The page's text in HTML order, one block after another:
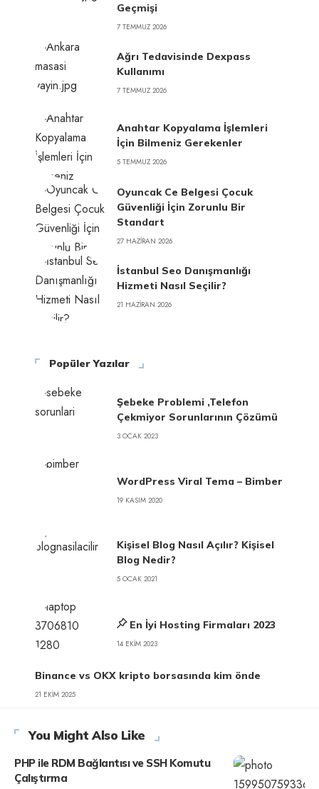
Geçmişi
7 TEMMUZ 2026
Ağrı Tedavisinde Dexpass
Kullanımı
7 TEMMUZ 2026
Anahtar Kopyalama İşlemleri
İçin Bilmeniz Gerekenler
5 TEMMUZ 2026
Oyuncak Ce Belgesi Çocuk
Güvenliği İçin Zorunlu Bir
Standart
27 HAZIRAN 2026
İstanbul Seo Danışmanlığı
Hizmeti Nasıl Seçilir?
21 HAZIRAN 2026
Popüler Yazılar
Şebeke Problemi ,Telefon
Çekmiyor Sorunlarının Çözümü
3 OCAK 2023
WordPress Viral Tema – Bimber
19 KASIM 2020
Kişisel Blog Nasıl Açılır? Kişisel
Blog Nedir?
5 OCAK 2021
En İyi Hosting Firmaları 2023
14 EKIM 2023
Binance vs OKX kripto borsasında kim önde
21 EKIM 2025
You Might Also Like
PHP ile RDM Bağlantısı ve SSH Komutu
Çalıştırma